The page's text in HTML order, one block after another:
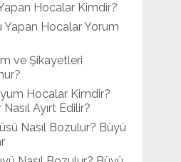
Yapan Hocalar Kimdir?
Yapan Hocalar Yorum
ve Şikayetleri
Hocalar Kimdir?
Ayırt Edilir?
Nasıl Bozulur? Büyü